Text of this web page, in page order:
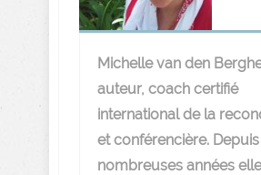
Michelle van den
auteur, coach certifié
international de la
et conférencière.
nombreuses années